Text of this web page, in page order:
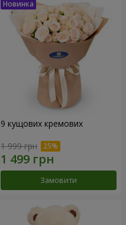
9 кущових кремових
1 999 грн
Замовити